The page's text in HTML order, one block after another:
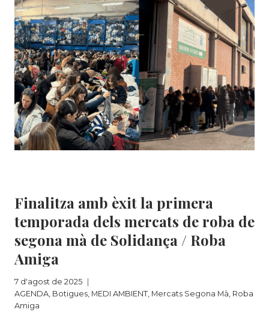
DE
NÚVIES:
ARA
TAMBÉ
A
VILADECANS!
Finalitza amb èxit la primera
temporada dels mercats de roba de
segona mà de Solidança / Roba
Amiga
7 d'agost de 2025
AGENDA Botigues MEDI AMBIENT Mercats Segona Mà Roba
Amiga